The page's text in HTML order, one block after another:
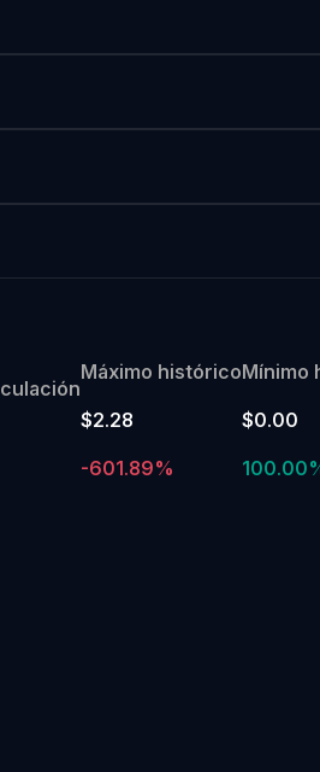
Máximo histórico
$2.28
-601.89%
Mínimo
$0.00